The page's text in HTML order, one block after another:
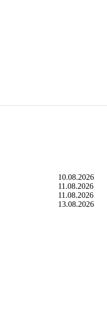
10.08.2026
11.08.2026
11.08.2026
13.08.2026